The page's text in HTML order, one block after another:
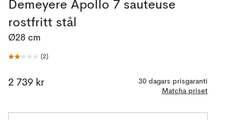
Demeyere Apollo 7 sauteuse
rostfritt stål
Ø28 cm
(2)
2 739 kr
30 dagars prisgaranti
Matcha priset